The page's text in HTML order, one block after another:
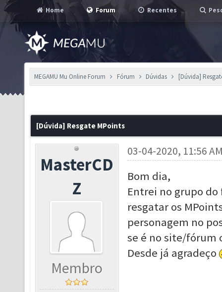
Home Forum Recentes
MEGAMU Mu Online Forum Fórum Dúvidas [Dúvida]
[Dúvida] Resgate MPoints
MasterCD
Z
Membro
03-04-2020, 11:56
Bom dia,
Entrei no grupo
resgatar os
personagem no
se é no site/fórum
Desde já agradeço